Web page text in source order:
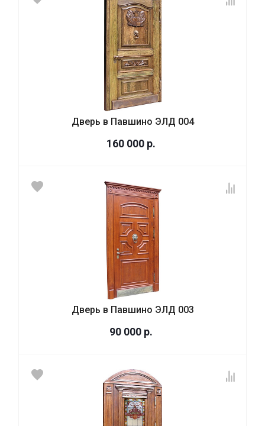
Дверь в Павшино ЭЛД 004
160 000 р.
Дверь в Павшино ЭЛД 003
90 000 р.